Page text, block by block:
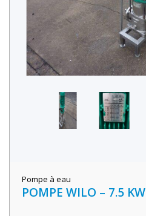
Pompe à eau
POMPE WILO – 7.5 KW